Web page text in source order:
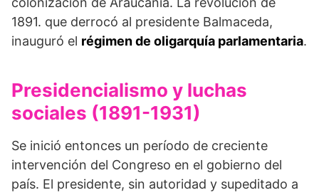
1891. que derrocó al presidente Balmaceda,
inauguró el régimen de oligarquía parlamentaria.
Presidencialismo y luchas
sociales (1891-1931)
Se inició entonces un período de creciente
intervención del Congreso en el gobierno del
país. El presidente, sin autoridad y supeditado a